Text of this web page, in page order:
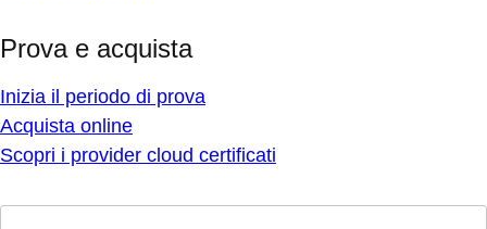
Prova e acquista
Inizia il periodo di prova
Acquista online
Scopri i provider cloud certificati